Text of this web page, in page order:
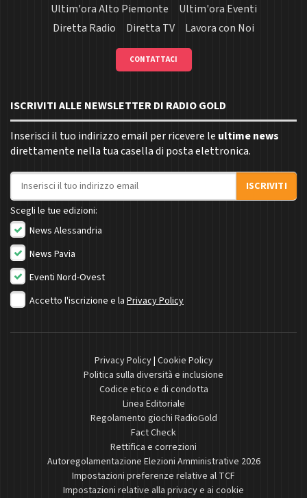
Ultim'ora Alto Piemonte
Ultim'ora Eventi
Diretta Radio
Diretta TV Lavora con Noi
CONTATTACI
ISCRIVITI ALLE NEWSLETTER DI RADIO GOLD
Inserisci il tuo indirizzo email per ricevere le ultime news
direttamente nella tua casella di posta elettronica.
Indirizzo email
ISCRIVITI
Scegli le tue edizioni:
News Alessandria
News Pavia
Eventi Nord-Ovest
Accetto l'iscrizione e la Privacy Policy
Privacy Policy| Cookie Policy
Politica sulla diversità e inclusione
Codice etico e di condotta
Linea Editoriale
Regolamento giochi RadioGold
Fact Check
Rettifica e correzioni
Autoregolamentazione Elezioni Amministrative 2026
Impostazioni preferenze relative al TCF
Impostazioni relative alla privacy e ai cookie